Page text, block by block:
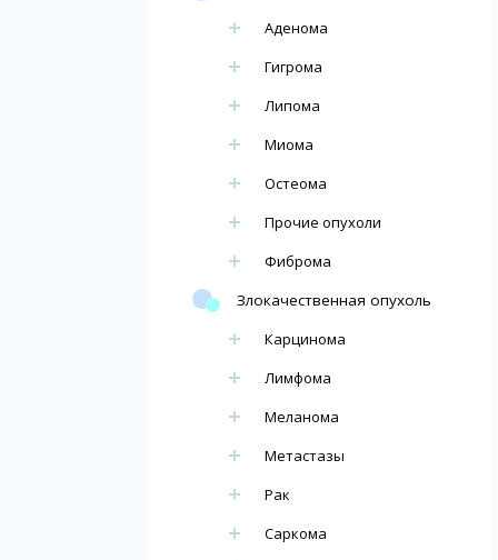
Аденома
Гигрома
Липома
Миома
Остеома
Прочие опухоли
Фиброма
Злокачественная опухоль
Карцинома
Лимфома
Меланома
Метастазы
Рак
Саркома